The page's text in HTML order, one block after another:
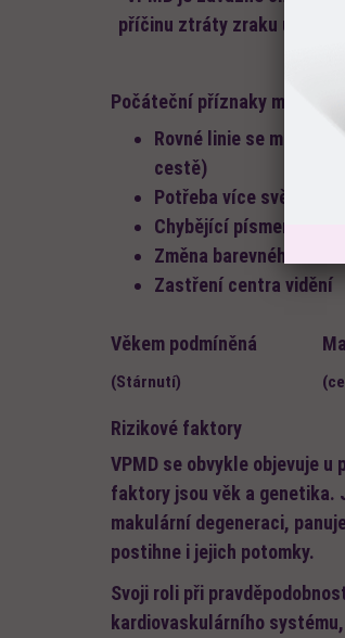
příčinu ztráty zraku u lidí
Počáteční příznaky mohou
Rovné linie se mění ve
cestě)
Potřeba více světla k
Chybějící písmena při
Změna barevného vidění
Zastření centra vidění
Věkem podmíněná
(Stárnutí)
Rizikové faktory
VPMD se obvykle objevuje
faktory jsou věk a genetika.
makulární degeneraci,
postihne i jejich potomky.
Svoji roli při
kardiovaskulárního